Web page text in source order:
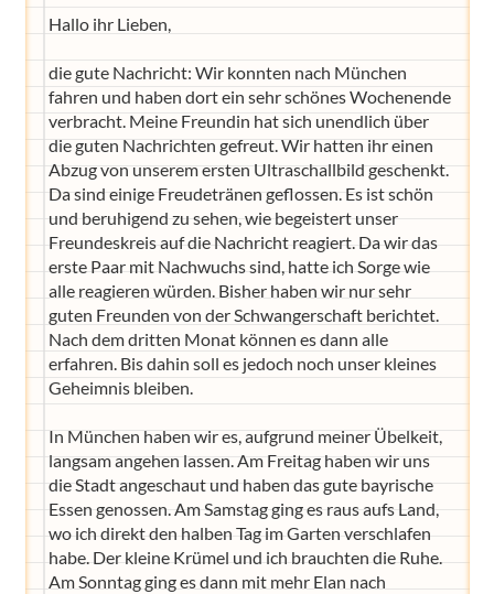
Hallo ihr Lieben,
die gute Nachricht: Wir konnten nach München
fahren und haben dort ein sehr schönes Wochenende
verbracht. Meine Freundin hat sich unendlich über
die guten Nachrichten gefreut. Wir hatten ihr einen
Abzug von unserem ersten Ultraschallbild geschenkt.
Da sind einige Freudetränen geflossen. Es ist schön
und beruhigend zu sehen, wie begeistert unser
Freundeskreis auf die Nachricht reagiert. Da wir das
erste Paar mit Nachwuchs sind, hatte ich Sorge wie
alle reagieren würden. Bisher haben wir nur sehr
guten Freunden von der Schwangerschaft berichtet.
Nach dem dritten Monat können es dann alle
erfahren. Bis dahin soll es jedoch noch unser kleines
Geheimnis bleiben.
In München haben wir es, aufgrund meiner Übelkeit,
langsam angehen lassen. Am Freitag haben wir uns
die Stadt angeschaut und haben das gute bayrische
Essen genossen. Am Samstag ging es raus aufs Land,
wo ich direkt den halben Tag im Garten verschlafen
habe. Der kleine Krümel und ich brauchten die Ruhe.
Am Sonntag ging es dann mit mehr Elan nach